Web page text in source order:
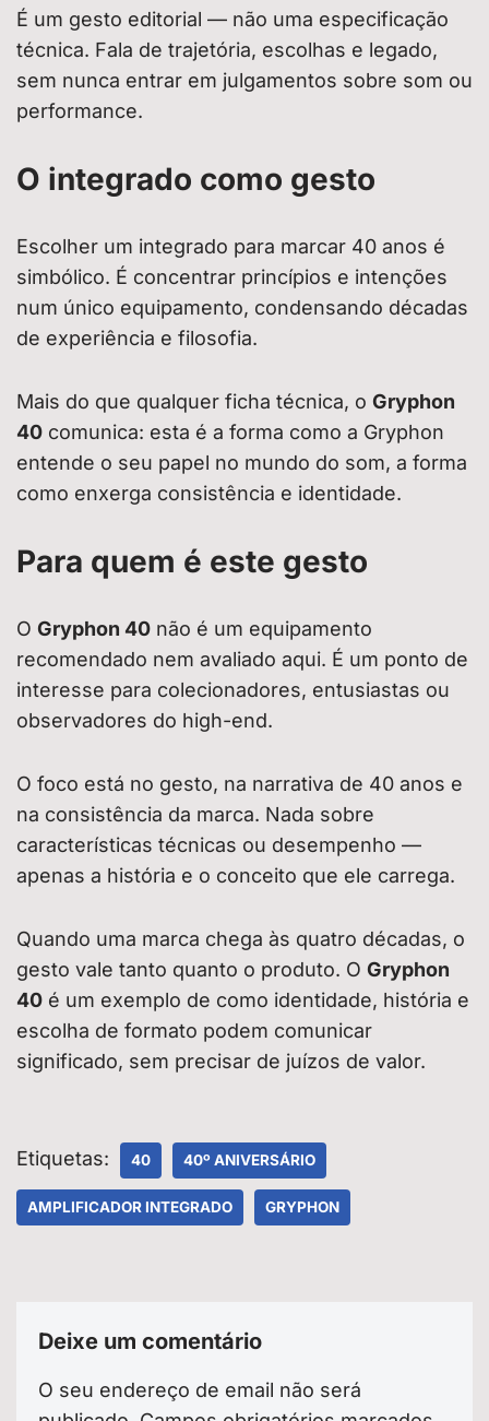
É um gesto editorial — não uma especificação
técnica. Fala de trajetória, escolhas e legado,
sem nunca entrar em julgamentos sobre som ou
performance.
O integrado como gesto
Escolher um integrado para marcar 40 anos é
simbólico. É concentrar princípios e intenções
num único equipamento, condensando décadas
de experiência e filosofia.
Mais do que qualquer ficha técnica, o Gryphon
40 comunica: esta é a forma como a Gryphon
entende o seu papel no mundo do som, a forma
como enxerga consistência e identidade.
Para quem é este gesto
O Gryphon 40 não é um equipamento
recomendado nem avaliado aqui. É um ponto de
interesse para colecionadores, entusiastas ou
observadores do high-end.
O foco está no gesto, na narrativa de 40 anos e
na consistência da marca. Nada sobre
características técnicas ou desempenho —
apenas a história e o conceito que ele carrega.
Quando uma marca chega às quatro décadas, o
gesto vale tanto quanto o produto. O Gryphon
40 é um exemplo de como identidade, história e
escolha de formato podem comunicar
significado, sem precisar de juízos de valor.
Etiquetas: 40 40º ANIVERSÁRIO
AMPLIFICADOR INTEGRADO GRYPHON
Deixe um comentário
O seu endereço de email não será